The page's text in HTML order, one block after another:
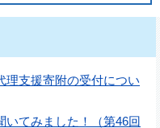
理支援寄附の受付につい
いてみました！（第46回